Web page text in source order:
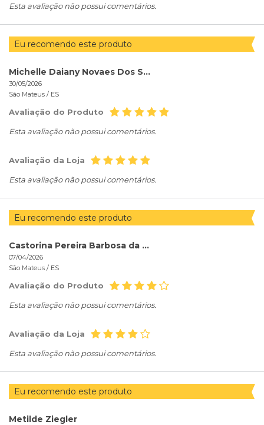
Esta avaliação não possui comentários.
Eu recomendo este produto
Michelle Daiany Novaes Dos Santos
30/05/2026
São Mateus / ES
Avaliação do Produto
Esta avaliação não possui comentários.
Avaliação da Loja
Esta avaliação não possui comentários.
Eu recomendo este produto
Castorina Pereira Barbosa da Rocha
07/04/2026
São Mateus / ES
Avaliação do Produto
Esta avaliação não possui comentários.
Avaliação da Loja
Esta avaliação não possui comentários.
Eu recomendo este produto
Metilde Ziegler